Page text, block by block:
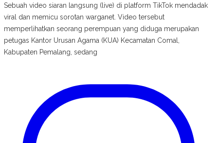
Sebuah video siaran langsung (live) di platform TikTok mendadak
viral dan memicu sorotan warganet. Video tersebut
memperlihatkan seorang perempuan yang diduga merupakan
petugas Kantor Urusan Agama (KUA) Kecamatan Comal,
Kabupaten Pemalang, sedang